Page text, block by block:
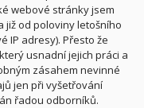
webové stránky jsem
již od poloviny letošního
IP adresy). Přesto že
usnadní jejich práci a
zásahem nevinné
jen při vyšetřování
řadou odborníků.